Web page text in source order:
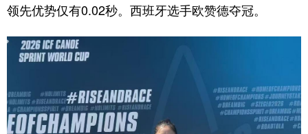
领先优势仅有0.02秒。西班牙选手欧赞德夺冠。